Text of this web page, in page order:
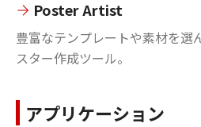
Poster Artist
豊富なテンプレートや素材を選
スター作成ツール。
アプリケーション